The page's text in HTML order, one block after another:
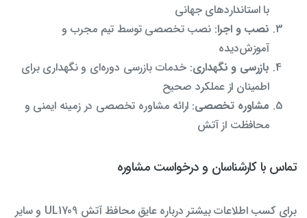
با استانداردهای جهانی
نصب و اجرا: نصب تخصصی توسط تیم مجرب و
آموزش‌دیده
بازرسی و نگهداری: خدمات بازرسی دوره‌ای و نگهداری برای
اطمینان از عملکرد صحیح
مشاوره تخصصی: ارائه مشاوره تخصصی در زمینه ایمنی و
محافظت از آتش
تماس با کارشناسان و درخواست مشاوره
برای کسب اطلاعات بیشتر درباره عایق محافظ آتش UL1709 و سایر